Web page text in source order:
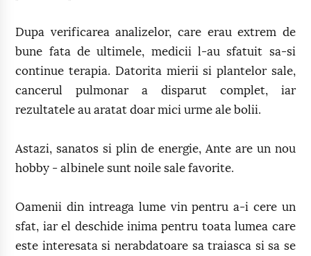
Dupa verificarea analizelor, care erau extrem de
bune fata de ultimele, medicii l-au sfatuit sa-si
continue terapia. Datorita mierii si plantelor sale,
cancerul pulmonar a disparut complet, iar
rezultatele au aratat doar mici urme ale bolii.
Astazi, sanatos si plin de energie, Ante are un nou
hobby - albinele sunt noile sale favorite.
Oamenii din intreaga lume vin pentru a-i cere un
sfat, iar el deschide inima pentru toata lumea care
este interesata si nerabdatoare sa traiasca si sa se